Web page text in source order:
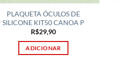
PLAQUETA ÓCULOS DE
SILICONE KIT50 CANOA P
R$29,90
ADICIONAR